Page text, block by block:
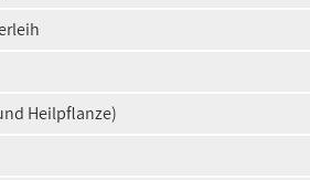
Heilpflanze)